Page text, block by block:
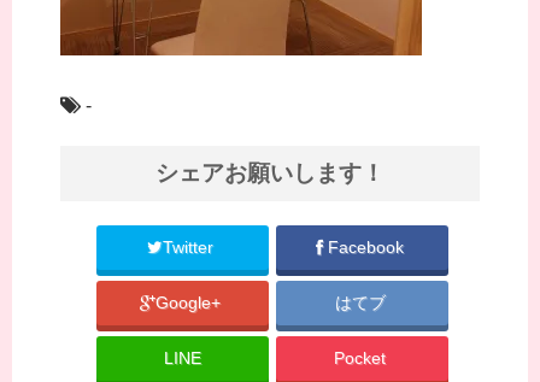
-
シェアお願いします！
Twitter Facebook
Google+ はてブ
LINE Pocket